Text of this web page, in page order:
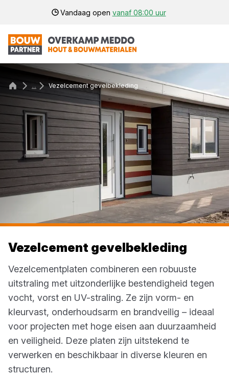
Vandaag open vanaf 08:00 uur
... Vezelcement gevelbekleding
Vezelcement gevelbekleding
Vezelcementplaten combineren een robuuste
uitstraling met uitzonderlijke bestendigheid tegen
vocht, vorst en UV-straling. Ze zijn vorm- en
kleurvast, onderhoudsarm en brandveilig – ideaal
voor projecten met hoge eisen aan duurzaamheid
en veiligheid. Deze platen zijn uitstekend te
verwerken en beschikbaar in diverse kleuren en
structuren.